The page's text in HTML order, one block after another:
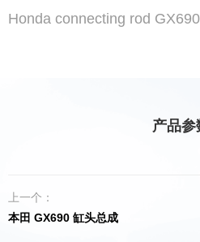
Honda connecting rod GX690
产品参
上一个：
本田 GX690 缸头总成